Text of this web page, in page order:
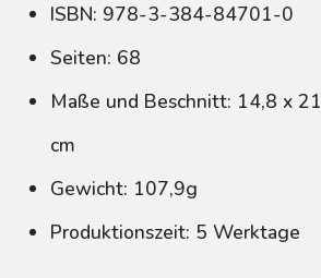
ISBN: 978-3-384-84701-0
Seiten: 68
Maße und Beschnitt: 14,8 x 21
cm
Gewicht: 107,9g
Produktionszeit: 5 Werktage